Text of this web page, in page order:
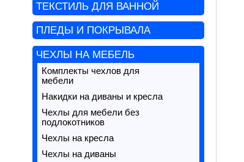
ТЕКСТИЛЬ ДЛЯ ВАННОЙ
ПЛЕДЫ И ПОКРЫВАЛА
ЧЕХЛЫ НА МЕБЕЛЬ
Комплекты чехлов для
мебели
Накидки на диваны и кресла
Чехлы для мебели без
подлокотников
Чехлы на кресла
Чехлы на диваны